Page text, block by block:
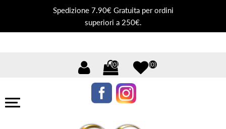
Spedizione 7.90€ Gratuita per ordini
superiori a 250€.
(0) (0)